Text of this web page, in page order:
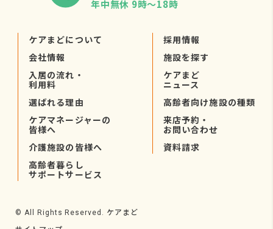
年中無休 9時〜18時
ケアまどについて
会社情報
入居の流れ・
利用料
選ばれる理由
ケアマネージャーの
皆様へ
介護施設の皆様へ
高齢者暮らし
サポートサービス
採用情報
施設を探す
ケアまど
ニュース
高齢者向け施設の種類
来店予約・
お問い合わせ
資料請求
© All Rights Reserved. ケアまど